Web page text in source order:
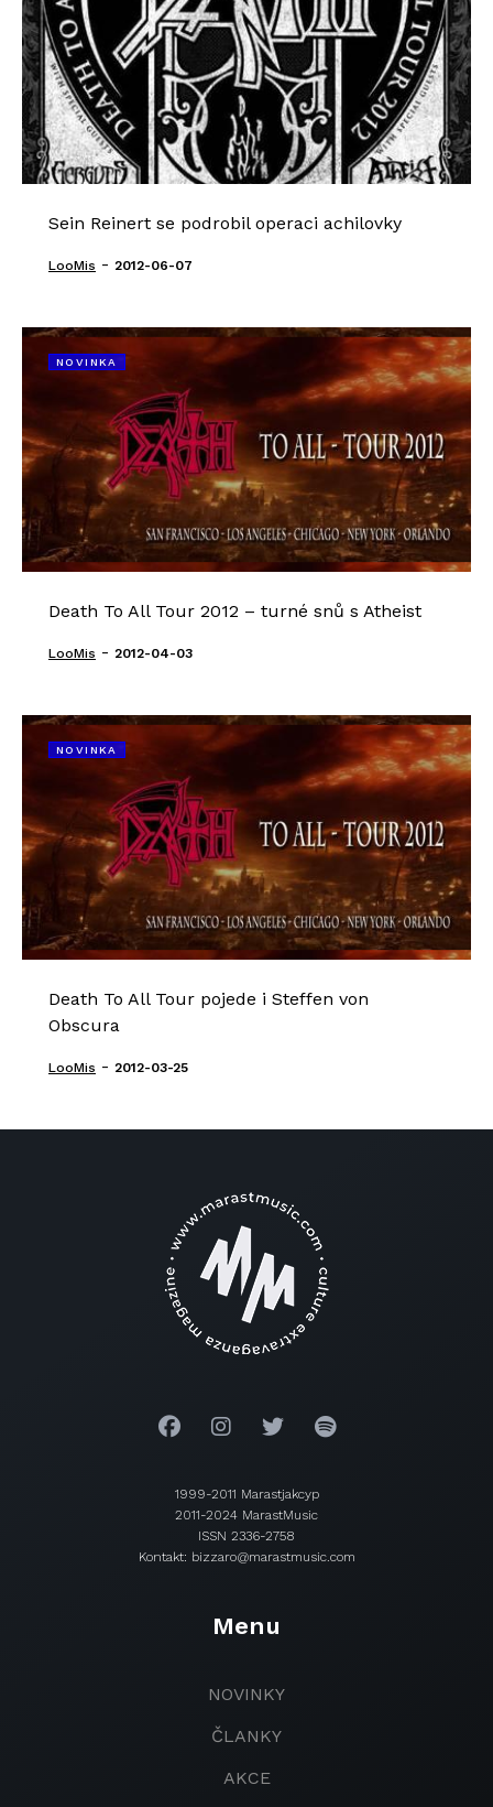
Sein Reinert se podrobil operaci achilovky
LooMis - 2012-06-07
NOVINKA
Death To All Tour 2012 – turné snů s Atheist
LooMis - 2012-04-03
NOVINKA
Death To All Tour pojede i Steffen von
Obscura
LooMis - 2012-03-25
1999-2011 Marastjakcyp
2011-2024 MarastMusic
ISSN 2336-2758
Kontakt: bizzaro@marastmusic.com
Menu
NOVINKY
ČLANKY
AKCE